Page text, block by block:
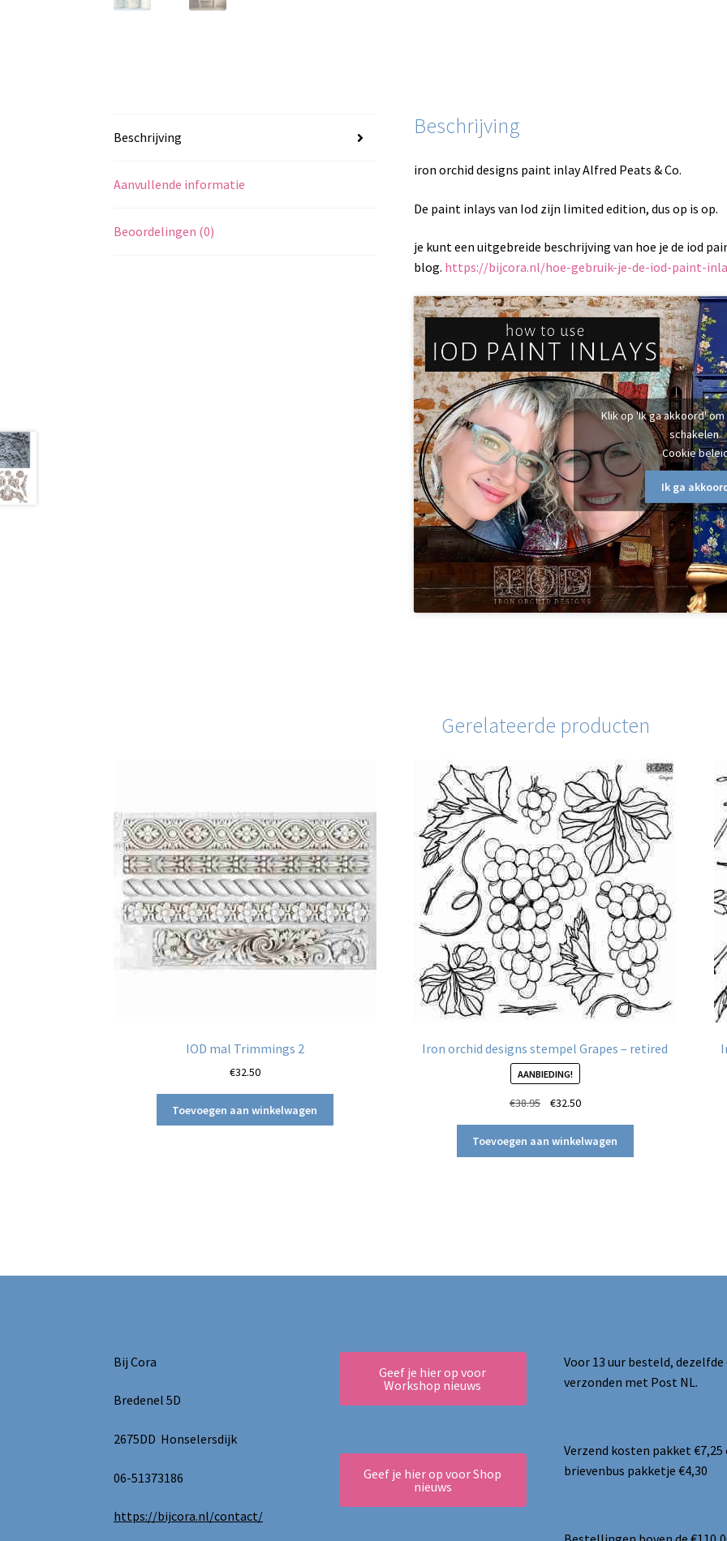
Beschrijving
Aanvullende informatie
Beoordelingen (0)
Beschrijving
iron orchid designs paint inlay Alfred Peats & Co.
De paint inlays van Iod zijn limited edition, dus op is op.
je kunt een uitgebreide beschrijving van hoe je de iod
blog. https://bijcora.nl/hoe-gebruik-je-de-iod-paint-
Klik op 'Ik ga akkoord'
schakelen
Cookie
Ik ga
Gerelateerde producten
IOD mal Trimmings 2
€32.50
Toevoegen aan winkelwagen
Iron orchid designs stempel Grapes – retired
AANBIEDING!
€38.95
Oorspronkelijke
was:
€38.95.
€32.50Huidige
is:
€32.50.
Toevoegen aan winkelwagen
Bij Cora
Bredenel 5D
2675DD Honselersdijk
06-51373186
https://bijcora.nl/contact/
Geef je hier op voor
Workshop nieuws
Geef je hier op voor Shop
nieuws
Voor 13 uur besteld, dezelfde
verzonden met Post NL.
Verzend kosten pakket €7,25
brievenbus pakketje €4,30